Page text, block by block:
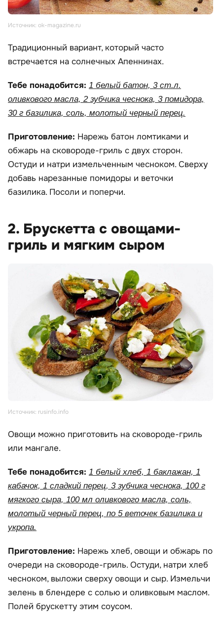
Источник: ok-magazine.ru
Традиционный вариант, который часто
встречается на солнечных Апеннинах.
Тебе понадобится: 1 белый батон, 3 ст.л.
оливкового масла, 2 зубчика чеснока, 3 помидора,
30 г базилика, соль, молотый черный перец.
Приготовление: Нарежь батон ломтиками и
обжарь на сковороде-гриль с двух сторон.
Остуди и натри измельченным чесноком. Сверху
добавь нарезанные помидоры и веточки
базилика. Посоли и поперчи.
2. Брускетта с овощами-
гриль и мягким сыром
Источник: rusinfo.info
Овощи можно приготовить на сковороде-гриль
или мангале.
Тебе понадобится: 1 белый хлеб, 1 баклажан, 1
кабачок, 1 сладкий перец, 3 зубчика чеснока, 100 г
мягкого сыра, 100 мл оливкового масла, соль,
молотый черный перец, по 5 веточек базилика и
укропа.
Приготовление: Нарежь хлеб, овощи и обжарь по
очереди на сковороде-гриль. Остуди, натри хлеб
чесноком, выложи сверху овощи и сыр. Измельчи
зелень в блендере с солью и оливковым маслом.
Полей брускетту этим соусом.